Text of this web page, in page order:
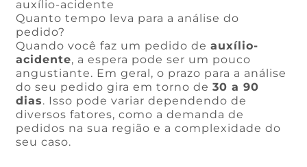
auxílio-acidente
Quanto tempo leva para a análise do
pedido?
Quando você faz um pedido deauxílio-
acidente, a espera pode ser um pouco
angustiante. Em geral, o prazo para a análise
do seu pedido gira em torno de30 a 90
dias. Isso pode variar dependendo de
diversos fatores, como a demanda de
pedidos na sua região e a complexidade do
seu caso.